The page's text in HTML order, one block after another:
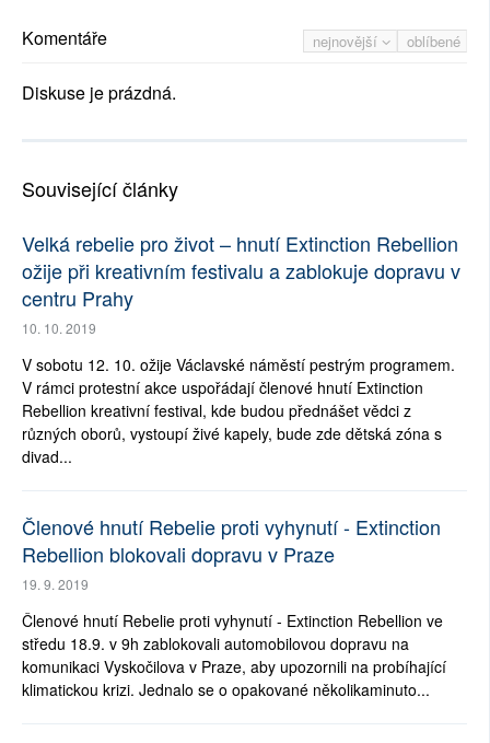
nejnovější oblíbené
Komentáře
Diskuse je prázdná.
Související články
Velká rebelie pro život – hnutí Extinction Rebellion
ožije při kreativním festivalu a zablokuje dopravu v
centru Prahy
10. 10. 2019
V sobotu 12. 10. ožije Václavské náměstí pestrým programem.
V rámci protestní akce uspořádají členové hnutí Extinction
Rebellion kreativní festival, kde budou přednášet vědci z
různých oborů, vystoupí živé kapely, bude zde dětská zóna s
divad...
Členové hnutí Rebelie proti vyhynutí - Extinction
Rebellion blokovali dopravu v Praze
19. 9. 2019
Členové hnutí Rebelie proti vyhynutí - Extinction Rebellion ve
středu 18.9. v 9h zablokovali automobilovou dopravu na
komunikaci Vyskočilova v Praze, aby upozornili na probíhající
klimatickou krizi. Jednalo se o opakované několikaminuto...